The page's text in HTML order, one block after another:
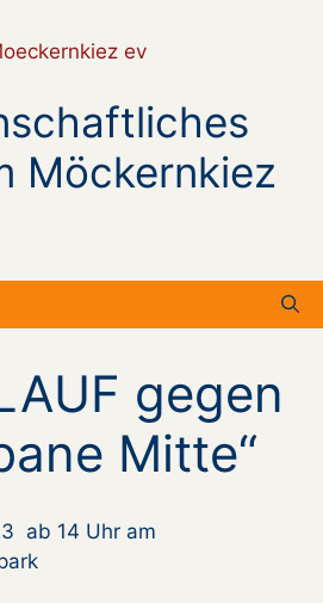
Möckernkiez
gegen
Mitte“
ab 14 Uhr am